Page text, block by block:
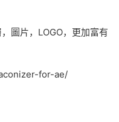
圖片，LOGO，更加富有
for-ae/